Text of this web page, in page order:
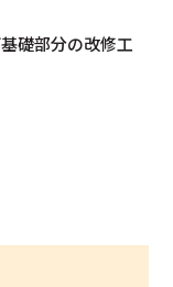
礎部分の改修工